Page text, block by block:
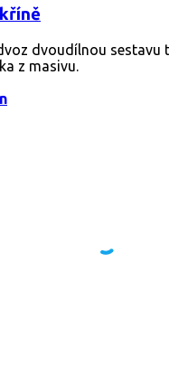
dvoudílnou sestavu
z masivu.